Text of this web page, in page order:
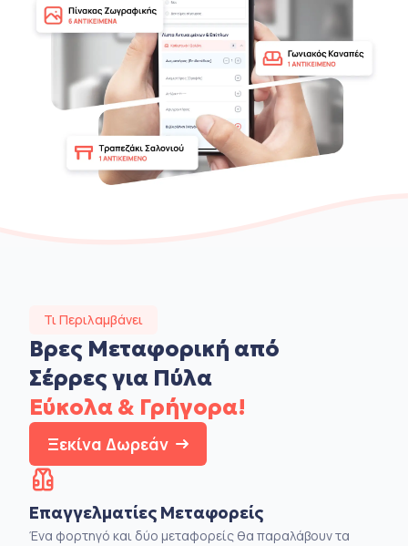
Τι Περιλαμβάνει
Βρες Μεταφορική από
Σέρρες για Πύλα
Εύκολα & Γρήγορα!
Ξεκίνα Δωρεάν
Επαγγελματίες Μεταφορείς
Ένα φορτηγό και δύο μεταφορείς θα παραλάβουν τα